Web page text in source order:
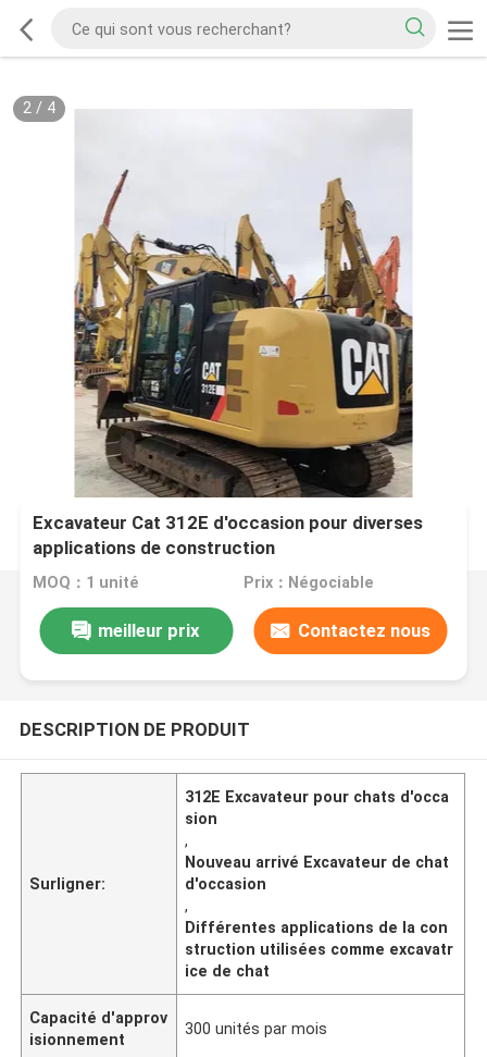
2/ 4
Excavateur Cat 312E d'occasion pour diverses
applications de construction
MOQ：1 unité Prix：Négociable
meilleur prix Contactez nous
DESCRIPTION DE PRODUIT
Surligner:
312E Excavateur pour chats d'occa
sion
,
Nouveau arrivé Excavateur de chat
d'occasion
,
Différentes applications de la con
struction utilisées comme excavatr
ice de chat
Capacité d'approv
isionnement
300 unités par mois